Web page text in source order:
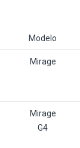
Modelo
Mirage
Mirage
G4